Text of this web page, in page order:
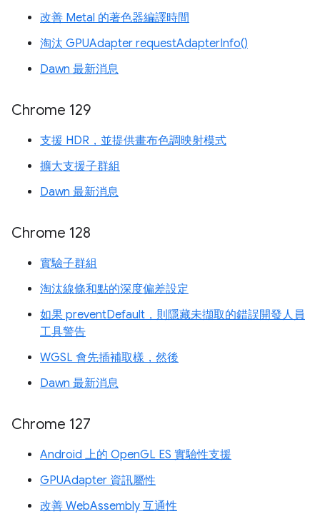
改善 Metal 的著色器編譯時間
淘汰 GPUAdapter requestAdapterInfo()
Dawn 最新消息
Chrome 129
支援 HDR，並提供畫布色調映射模式
擴大支援子群組
Dawn 最新消息
Chrome 128
實驗子群組
淘汰線條和點的深度偏差設定
如果 preventDefault，則隱藏未擷取的錯誤開發人員
工具警告
WGSL 會先插補取樣，然後
Dawn 最新消息
Chrome 127
Android 上的 OpenGL ES 實驗性支援
GPUAdapter 資訊屬性
改善 WebAssembly 互通性